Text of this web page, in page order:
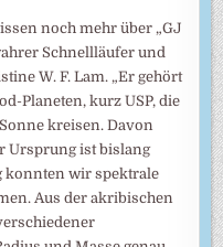
noch mehr über „GJ
Schnellläufer und
W. F. Lam. „Er gehört
Planeten, kurz USP, die
kreisen. Davon
Ursprung ist bislang
konnten wir spektrale
Aus der akribischen